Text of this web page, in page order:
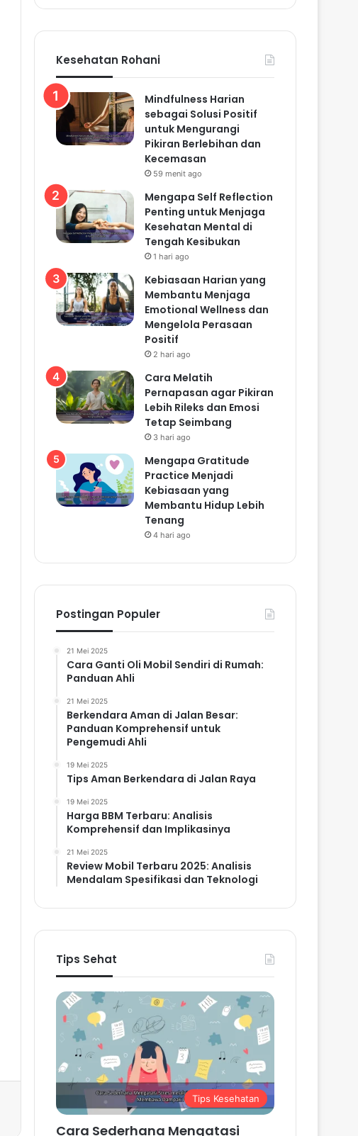
Kesehatan Rohani
Mindfulness Harian
sebagai Solusi Positif
untuk Mengurangi
Pikiran Berlebihan dan
Kecemasan
59 menit ago
Mengapa Self Reflection
Penting untuk Menjaga
Kesehatan Mental di
Tengah Kesibukan
1 hari ago
Kebiasaan Harian yang
Membantu Menjaga
Emotional Wellness dan
Mengelola Perasaan
Positif
2 hari ago
Cara Melatih
Pernapasan agar Pikiran
Lebih Rileks dan Emosi
Tetap Seimbang
3 hari ago
Mengapa Gratitude
Practice Menjadi
Kebiasaan yang
Membantu Hidup Lebih
Tenang
4 hari ago
Postingan Populer
21 Mei 2025
Cara Ganti Oli Mobil Sendiri di Rumah:
Panduan Ahli
21 Mei 2025
Berkendara Aman di Jalan Besar:
Panduan Komprehensif untuk
Pengemudi Ahli
19 Mei 2025
Tips Aman Berkendara di Jalan Raya
19 Mei 2025
Harga BBM Terbaru: Analisis
Komprehensif dan Implikasinya
21 Mei 2025
Review Mobil Terbaru 2025: Analisis
Mendalam Spesifikasi dan Teknologi
Tips Sehat
Tips Kesehatan
Cara Sederhana Mengatasi